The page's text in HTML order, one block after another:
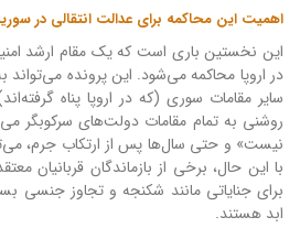
اهمیت این محاکمه برای عدالت انتقالی در
این نخستین باری است که یک مقام ارشد
در اروپا محاکمه می‌شود. این پرونده می‌تواند
سایر مقامات سوری (که در اروپا پناه
روشنی به تمام مقامات دولت‌های سرکوبگر
نیست» و حتی سال‌ها پس از ارتکاب جرم،
برای جنایاتی مانند شکنجه و تجاوز جنسی
ابد هستند.